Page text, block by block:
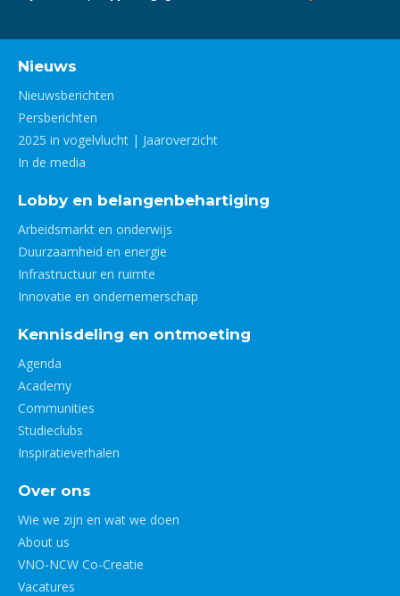
Nieuws
Nieuwsberichten
Persberichten
2025 in vogelvlucht | Jaaroverzicht
In de media
Lobby en belangenbehartiging
Arbeidsmarkt en onderwijs
Duurzaamheid en energie
Infrastructuur en ruimte
Innovatie en ondernemerschap
Kennisdeling en ontmoeting
Agenda
Academy
Communities
Studieclubs
Inspiratieverhalen
Over ons
Wie we zijn en wat we doen
About us
VNO-NCW Co-Creatie
Vacatures